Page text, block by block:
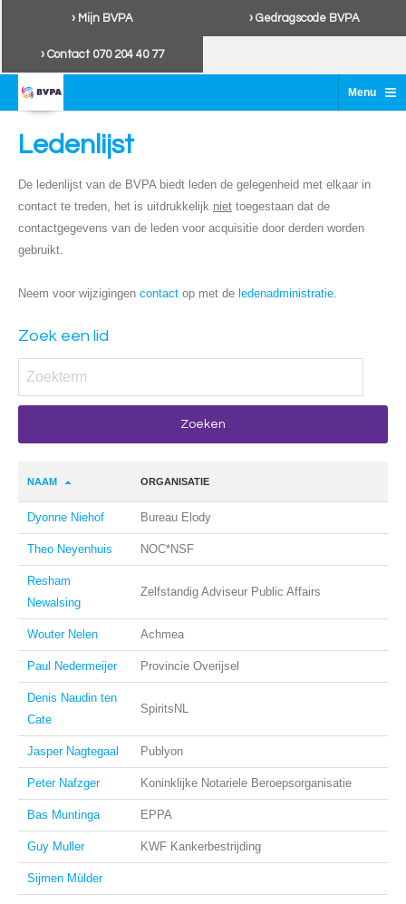
› Mijn BVPA › Gedragscode BVPA
› Contact 070 204 40 77
Menu ≡
Ledenlijst
De ledenlijst van de BVPA biedt leden de gelegenheid met elkaar in
contact te treden, het is uitdrukkelijk niet toegestaan dat de
contactgegevens van de leden voor acquisitie door derden worden
gebruikt.
Neem voor wijzigingen contact op met de ledenadministratie.
Zoek een lid
NAAM ORGANISATIE
Dyonne Niehof Bureau Elody
Theo Neyenhuis NOC*NSF
Resham
Newalsing
Zelfstandig Adviseur Public Affairs
Wouter Nelen Achmea
Paul Nedermeijer Provincie Overijsel
Denis Naudin ten
Cate
SpiritsNL
Jasper Nagtegaal Publyon
Peter Nafzger Koninklijke Notariele Beroepsorganisatie
Bas Muntinga EPPA
Guy Muller KWF Kankerbestrijding
Sijmen Mülder